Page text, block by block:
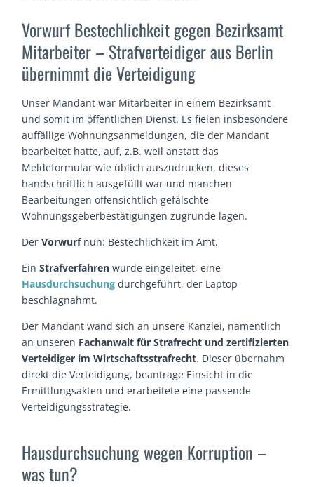
Vorwurf Bestechlichkeit gegen Bezirksamt
Mitarbeiter – Strafverteidiger aus Berlin
übernimmt die Verteidigung
Unser Mandant war Mitarbeiter in einem Bezirksamt
und somit im öffentlichen Dienst. Es fielen insbesondere
auffällige Wohnungsanmeldungen, die der Mandant
bearbeitet hatte, auf, z.B. weil anstatt das
Meldeformular wie üblich auszudrucken, dieses
handschriftlich ausgefüllt war und manchen
Bearbeitungen offensichtlich gefälschte
Wohnungsgeberbestätigungen zugrunde lagen.
DerVorwurfnun: Bestechlichkeit im Amt.
EinStrafverfahren wurde eingeleitet, eine
Hausdurchsuchung durchgeführt, der Laptop
beschlagnahmt.
Der Mandant wand sich an unsere Kanzlei, namentlich
an unseren Fachanwalt für Strafrecht und zertifizierten
Verteidiger im Wirtschaftsstrafrecht. Dieser übernahm
direkt die Verteidigung, beantrage Einsicht in die
Ermittlungsakten und erarbeitete eine passende
Verteidigungsstrategie.
Hausdurchsuchung wegen Korruption –
was tun?